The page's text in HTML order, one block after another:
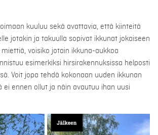
kuuluu sekä avattavia, että kiinteitä
jotakin ja takuulla sopivat ikkunat jokaiseen
voisiko jotain ikkuna-aukkoa
esimerkiksi hirsirakennuksissa helposti
Voit jopa tehdä kokonaan uuden ikkunan
ei ennen ollut ja näin avautuu ihan uusi